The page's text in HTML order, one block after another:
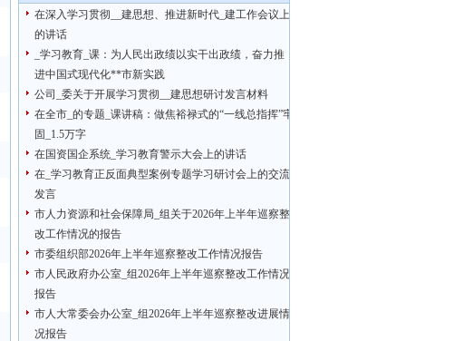
在深入学习贯彻__建思想、推进新时代_建工作会议上
的讲话
_学习教育_课：为人民出政绩以实干出政绩，奋力推
进中国式现代化**市新实践
公司_委关于开展学习贯彻__建思想研讨发言材料
在全市_的专题_课讲稿：做焦裕禄式的“一线总指挥”牢
固_1.5万字
在国资国企系统_学习教育警示大会上的讲话
在_学习教育正反面典型案例专题学习研讨会上的交流
发言
市人力资源和社会保障局_组关于2026年上半年巡察整
改工作情况的报告
市委组织部2026年上半年巡察整改工作情况报告
市人民政府办公室_组2026年上半年巡察整改工作情况
报告
市人大常委会办公室_组2026年上半年巡察整改进展情
况报告